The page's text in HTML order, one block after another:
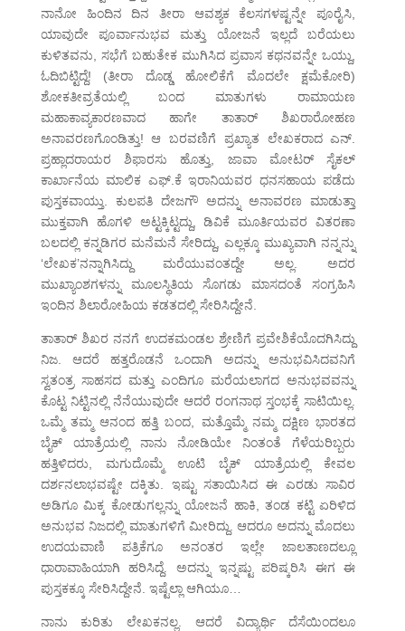
ನಾನೋ ಹಿಂದಿನ ದಿನ ತೀರಾ ಆವಶ್ಯಕ ಕೆಲಸಗಳಷ್ಟನ್ನೇ ಪೂರೈಸಿ,
ಯಾವುದೇ ಪೂರ್ವಾನುಭವ ಮತ್ತು ಯೋಜನೆ ಇಲ್ಲದೆ ಬರೆಯಲು
ಕುಳಿತವನು, ಸಭೆಗೆ ಬಹುತೇಕ ಮುಗಿಸಿದ ಪ್ರವಾಸ ಕಥನವನ್ನೇ ಒಯ್ದು,
ಓದಿಬಿಟ್ಟಿದ್ದೆ! (ತೀರಾ ದೊಡ್ಡ ಹೋಲಿಕೆಗೆ ಮೊದಲೇ ಕ್ಷಮೆಕೋರಿ)
ಶೋಕತೀವ್ರತೆಯಲ್ಲಿ ಬಂದ ಮಾತುಗಳು ರಾಮಾಯಣ
ಮಹಾಕಾವ್ಯಕಾರಣವಾದ ಹಾಗೇ ತಾತಾರ್ ಶಿಖರಾರೋಹಣ
ಅನಾವರಣಗೊಂಡಿತ್ತು! ಆ ಬರವಣಿಗೆ ಪ್ರಖ್ಯಾತ ಲೇಖಕರಾದ ಎನ್.
ಪ್ರಹ್ಲಾದರಾಯರ ಶಿಫಾರಸು ಹೊತ್ತು, ಜಾವಾ ಮೋಟರ್ ಸೈಕಲ್
ಕಾರ್ಖಾನೆಯ ಮಾಲಿಕ ಎಫ್.ಕೆ ಇರಾನಿಯವರ ಧನಸಹಾಯ ಪಡೆದು
ಪುಸ್ತಕವಾಯ್ತು. ಕುಲಪತಿ ದೇಜಗೌ ಅದನ್ನು ಅನಾವರಣ ಮಾಡುತ್ತಾ
ಮುಕ್ತವಾಗಿ ಹೊಗಳಿ ಅಟ್ಟಕ್ಕಿಟ್ಟದ್ದು, ಡಿವಿಕೆ ಮೂರ್ತಿಯವರ ವಿತರಣಾ
ಬಲದಲ್ಲಿ ಕನ್ನಡಿಗರ ಮನೆಮನೆ ಸೇರಿದ್ದು, ಎಲ್ಲಕ್ಕೂ ಮುಖ್ಯವಾಗಿ ನನ್ನನ್ನು
‘ಲೇಖಕ’ನನ್ನಾಗಿಸಿದ್ದು ಮರೆಯುವಂತದ್ದೇ ಅಲ್ಲ. ಅದರ
ಮುಖ್ಯಾಂಶಗಳನ್ನು ಮೂಲಸ್ಥಿತಿಯ ಸೊಗಡು ಮಾಸದಂತೆ ಸಂಗ್ರಹಿಸಿ
ಇಂದಿನ ಶಿಲಾರೋಹಿಯ ಕಡತದಲ್ಲಿ ಸೇರಿಸಿದ್ದೇನೆ.
ತಾತಾರ್ ಶಿಖರ ನನಗೆ ಉದಕಮಂಡಲ ಶ್ರೇಣಿಗೆ ಪ್ರವೇಶಿಕೆಯೊದಗಿಸಿದ್ದು
ನಿಜ. ಆದರೆ ಹತ್ತರೊಡನೆ ಒಂದಾಗಿ ಅದನ್ನು ಅನುಭವಿಸಿದವನಿಗೆ
ಸ್ವತಂತ್ರ ಸಾಹಸದ ಮತ್ತು ಎಂದಿಗೂ ಮರೆಯಲಾಗದ ಅನುಭವವನ್ನು
ಕೊಟ್ಟ ನಿಟ್ಟಿನಲ್ಲಿ ನೆನೆಯುವುದೇ ಆದರೆ ರಂಗನಾಥ ಸ್ತಂಭಕ್ಕೆ ಸಾಟಿಯಿಲ್ಲ.
ಒಮ್ಮೆ ತಮ್ಮ ಆನಂದ ಹತ್ತಿ ಬಂದ, ಮತ್ತೊಮ್ಮೆ ನಮ್ಮ ದಕ್ಷಿಣ ಭಾರತದ
ಬೈಕ್ ಯಾತ್ರೆಯಲ್ಲಿ ನಾನು ನೋಡಿಯೇ ನಿಂತಂತೆ ಗೆಳೆಯರಿಬ್ಬರು
ಹತ್ತಿಳಿದರು, ಮಗುದೊಮ್ಮೆ ಊಟಿ ಬೈಕ್ ಯಾತ್ರೆಯಲ್ಲಿ ಕೇವಲ
ದರ್ಶನಲಾಭವಷ್ಟೇ ದಕ್ಕಿತು. ಇಷ್ಟು ಸತಾಯಿಸಿದ ಈ ಎರಡು ಸಾವಿರ
ಅಡಿಗೂ ಮಿಕ್ಕ ಕೋಡುಗಲ್ಲನ್ನು ಯೋಜನೆ ಹಾಕಿ, ತಂಡ ಕಟ್ಟಿ ಏರಿಳಿದ
ಅನುಭವ ನಿಜದಲ್ಲಿ ಮಾತುಗಳಿಗೆ ಮೀರಿದ್ದು. ಆದರೂ ಅದನ್ನು ಮೊದಲು
ಉದಯವಾಣಿ ಪತ್ರಿಕೆಗೂ ಅನಂತರ ಇಲ್ಲೇ ಜಾಲತಾಣದಲ್ಲೂ
ಧಾರಾವಾಹಿಯಾಗಿ ಹರಿಸಿದ್ದೆ. ಅದನ್ನು ಇನ್ನಷ್ಟು ಪರಿಷ್ಕರಿಸಿ ಈಗ ಈ
ಪುಸ್ತಕಕ್ಕೂ ಸೇರಿಸಿದ್ದೇನೆ. ಇಷ್ಟೆಲ್ಲಾ ಆಗಿಯೂ…
ನಾನು ಕುರಿತು ಲೇಖಕನಲ್ಲ. ಆದರೆ ವಿದ್ಯಾರ್ಥಿ ದೆಸೆಯಿಂದಲೂ